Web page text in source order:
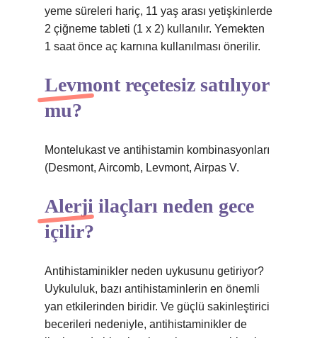
yeme süreleri hariç, 11 yaş arası yetişkinlerde
2 çiğneme tableti (1 x 2) kullanılır. Yemekten
1 saat önce aç karnına kullanılması önerilir.
Levmont reçetesiz satılıyor
mu?
Montelukast ve antihistamin kombinasyonları
(Desmont, Aircomb, Levmont, Airpas V.
Alerji ilaçları neden gece
içilir?
Antihistaminikler neden uykusunu getiriyor?
Uykululuk, bazı antihistaminlerin en önemli
yan etkilerinden biridir. Ve güçlü sakinleştirici
becerileri nedeniyle, antihistaminikler de